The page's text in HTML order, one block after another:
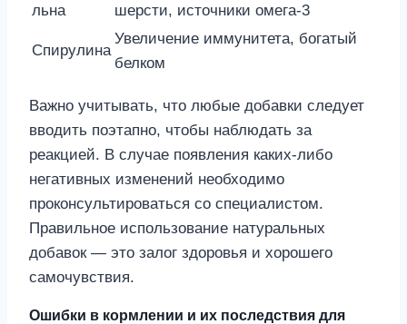
льна
шерсти, источники омега-3
Спирулина
Увеличение иммунитета, богатый
белком
Важно учитывать, что любые добавки следует
вводить поэтапно, чтобы наблюдать за
реакцией. В случае появления каких-либо
негативных изменений необходимо
проконсультироваться со специалистом.
Правильное использование натуральных
добавок — это залог здоровья и хорошего
самочувствия.
Ошибки в кормлении и их последствия для